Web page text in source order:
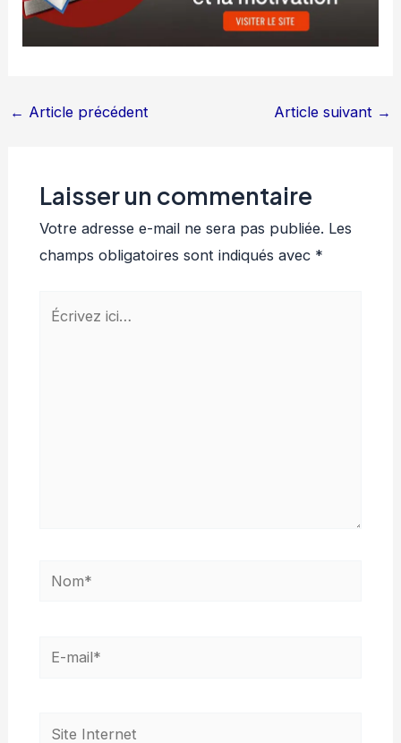
← Article précédent Article suivant →
Laisser un commentaire
Votre adresse e-mail ne sera pas publiée. Les
champs obligatoires sont indiqués avec *
Écrivez
Nom*
E-
Site